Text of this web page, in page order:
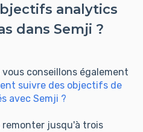
analytics
dans Semji ?
conseillons également
suivre des objectifs de
avec Semji ?
remonter jusqu'à trois